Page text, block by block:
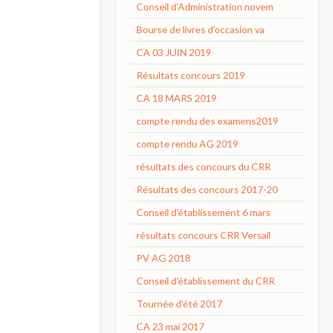
Conseil d'Administration novem
Bourse de livres d'occasion va
CA 03 JUIN 2019
Résultats concours 2019
CA 18 MARS 2019
compte rendu des examens2019
compte rendu AG 2019
résultats des concours du CRR
Résultats des concours 2017-20
Conseil d'établissement 6 mars
résultats concours CRR Versail
PV AG 2018
Conseil d'établissement du CRR
Tournée d'été 2017
CA 23 mai 2017